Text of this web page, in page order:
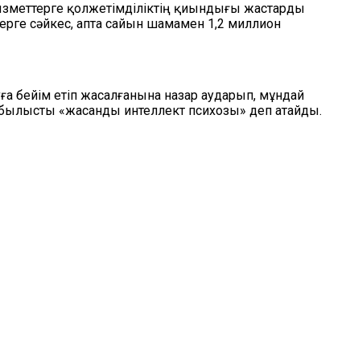
қолжетімділіктің қиындығы жастарды
сәйкес, апта сайын шамамен 1,2 миллион
етіп жасалғанына назар аударып, мұндай
«жасанды интеллект психозы» деп атайды.